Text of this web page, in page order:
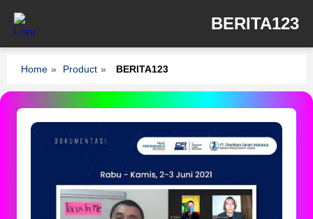
BERITA123
Home » Product » BERITA123